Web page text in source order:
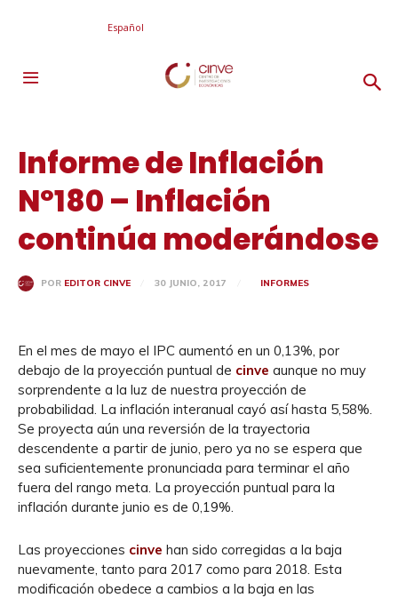
Español
Informe de Inflación
Nº180 – Inflación
continúa moderándose
POR EDITOR CINVE 30 JUNIO, 2017 INFORMES
En el mes de mayo el IPC aumentó en un 0,13%, por
debajo de la proyección puntual de cinve aunque no muy
sorprendente a la luz de nuestra proyección de
probabilidad. La inflación interanual cayó así hasta 5,58%.
Se proyecta aún una reversión de la trayectoria
descendente a partir de junio, pero ya no se espera que
sea suficientemente pronunciada para terminar el año
fuera del rango meta. La proyección puntual para la
inflación durante junio es de 0,19%.
Las proyecciones cinve han sido corregidas a la baja
nuevamente, tanto para 2017 como para 2018. Esta
modificación obedece a cambios a la baja en las